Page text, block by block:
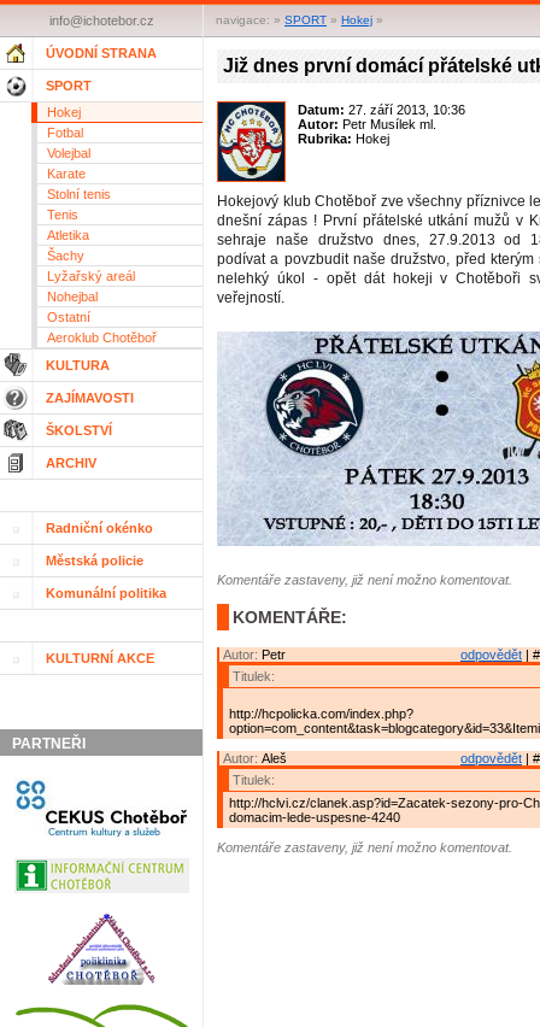
navigace: » SPORT » Hokej »
info@ichotebor.cz
ÚVODNÍ STRANA
SPORT
Hokej
Fotbal
Volejbal
Karate
Stolní tenis
Tenis
Atletika
Šachy
Lyžařský areál
Nohejbal
Ostatní
Aeroklub Chotěboř
KULTURA
ZAJÍMAVOSTI
ŠKOLSTVÍ
ARCHIV
Radniční okénko
Městská policie
Komunální politika
KULTURNÍ AKCE
PARTNEŘI
Již dnes první domácí přátelské
Datum: 27. září 2013, 10:36
Autor: Petr Musílek ml.
Rubrika: Hokej
Hokejový klub Chotěboř zve všechny příznivce
dnešní zápas ! První přátelské utkání mužů v
sehraje naše družstvo dnes, 27.9.2013 od
podívat a povzbudit naše družstvo, před kterým
nelehký úkol - opět dát hokeji v Chotěboři
veřejností.
Komentáře zastaveny, již není možno komentovat.
KOMENTÁŘE:
odpovědět |
Autor: Petr
Titulek:
http://hcpolicka.com/index.php?
odpovědět |
Autor: Aleš
Titulek:
http://hclvi.cz/clanek.asp?id=Zacatek-sezony-pro-
domacim-lede-uspesne-4240
Komentáře zastaveny, již není možno komentovat.